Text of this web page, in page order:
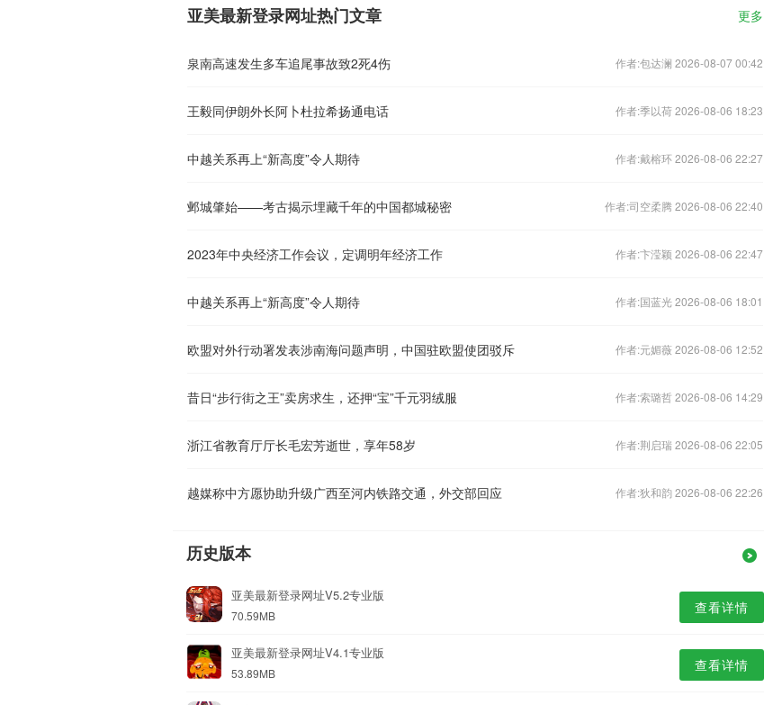
亚美最新登录网址热门文章 更多
泉南高速发生多车追尾事故致2死4伤 作者:包达澜 2026-08-07 00:42
王毅同伊朗外长阿卜杜拉希扬通电话 作者:季以荷 2026-08-06 18:23
中越关系再上“新高度”令人期待 作者:戴榕环 2026-08-06 22:27
邺城肇始——考古揭示埋藏千年的中国都城秘密 作者:司空柔腾 2026-08-06 22:40
2023年中央经济工作会议，定调明年经济工作 作者:卞滢颖 2026-08-06 22:47
中越关系再上“新高度”令人期待 作者:国蓝光 2026-08-06 18:01
欧盟对外行动署发表涉南海问题声明，中国驻欧盟使团驳斥 作者:元媚薇 2026-08-06 12:52
昔日“步行街之王”卖房求生，还押“宝”千元羽绒服 作者:索璐哲 2026-08-06 14:29
浙江省教育厅厅长毛宏芳逝世，享年58岁 作者:荆启瑞 2026-08-06 22:05
越媒称中方愿协助升级广西至河内铁路交通，外交部回应 作者:狄和韵 2026-08-06 22:26
历史版本
亚美最新登录网址V5.2专业版
70.59MB 查看详情
亚美最新登录网址V4.1专业版
53.89MB 查看详情